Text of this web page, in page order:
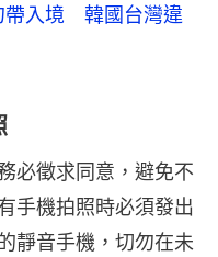
帶入境 韓國台灣違
必徵求同意，避免不
手機拍照時必須發出
靜音手機，切勿在未